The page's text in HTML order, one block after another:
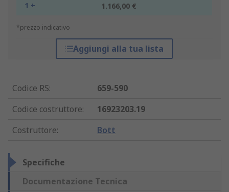
1 + 1.166,00 €
*prezzo indicativo
Aggiungi alla tua lista
Codice RS:
659-590
Codice costruttore:
16923203.19
Costruttore: Bott
Specifiche
Documentazione Tecnica